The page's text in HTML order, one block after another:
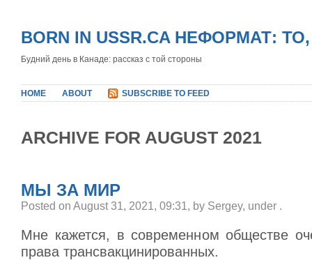
BORN IN USSR.CA НЕФОРМАТ:
Будний день в Канаде: рассказ с той стороны
HOME ABOUT SUBSCRIBE TO FEED
ARCHIVE FOR AUGUST 2021
МЫ ЗА МИР
Posted on August 31, 2021, 09:31, by Sergey, under .
Мне кажется, в современном обществе
права трансвакцинированных.